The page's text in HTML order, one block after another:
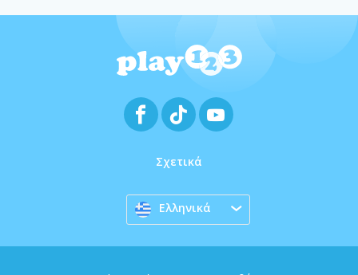
Σχετικά
Ελληνικά